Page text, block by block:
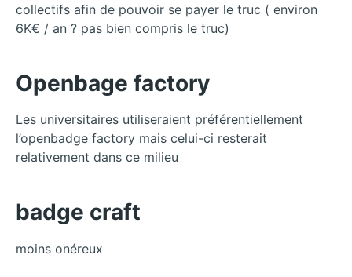
collectifs afin de pouvoir se payer le truc ( environ
6K€ / an ? pas bien compris le truc)
Openbage factory
Les universitaires utiliseraient préférentiellement
l’openbadge factory mais celui-ci resterait
relativement dans ce milieu
badge craft
moins onéreux